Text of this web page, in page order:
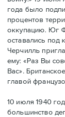
года было
процентов
оккупацию. Юг
оставались под
Черчилль
ему: «Раз Вы
Вас».
главой
10 июля 1940
большинство